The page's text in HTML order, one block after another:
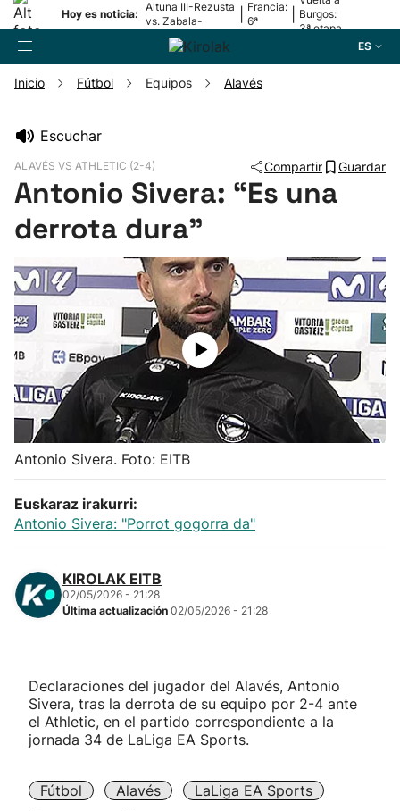
Hoy es noticia:
Altuna III-Rezusta
vs. Zabala-
Zabaleta
Francia:
6ª
Burgos:
3ª etapa
ES
Pelota
Remo
Baloncesto
Ciclismo
Herri-kirolak
Balonmano
Kirolak 360
Atletismo
"Helmuga"
Inicio Fútbol Equipos Alavés
Escuchar
ALAVÉS VS ATHLETIC (2-4) Compartir Guardar
Antonio Sivera: “Es una
derrota dura”
Antonio Sivera. Foto: EITB
Euskaraz irakurri:
Antonio Sivera: "Porrot gogorra da"
KIROLAK EITB
02/05/2026 - 21:28
Última actualización 02/05/2026 - 21:28
Declaraciones del jugador del Alavés, Antonio
Sivera, tras la derrota de su equipo por 2-4 ante
el Athletic, en el partido correspondiente a la
jornada 34 de LaLiga EA Sports.
Fútbol Alavés
LaLiga EA Sports